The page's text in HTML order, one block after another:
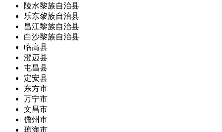
陵水黎族自治县
乐东黎族自治县
昌江黎族自治县
白沙黎族自治县
临高县
澄迈县
屯昌县
定安县
东方市
万宁市
文昌市
儋州市
琼海市